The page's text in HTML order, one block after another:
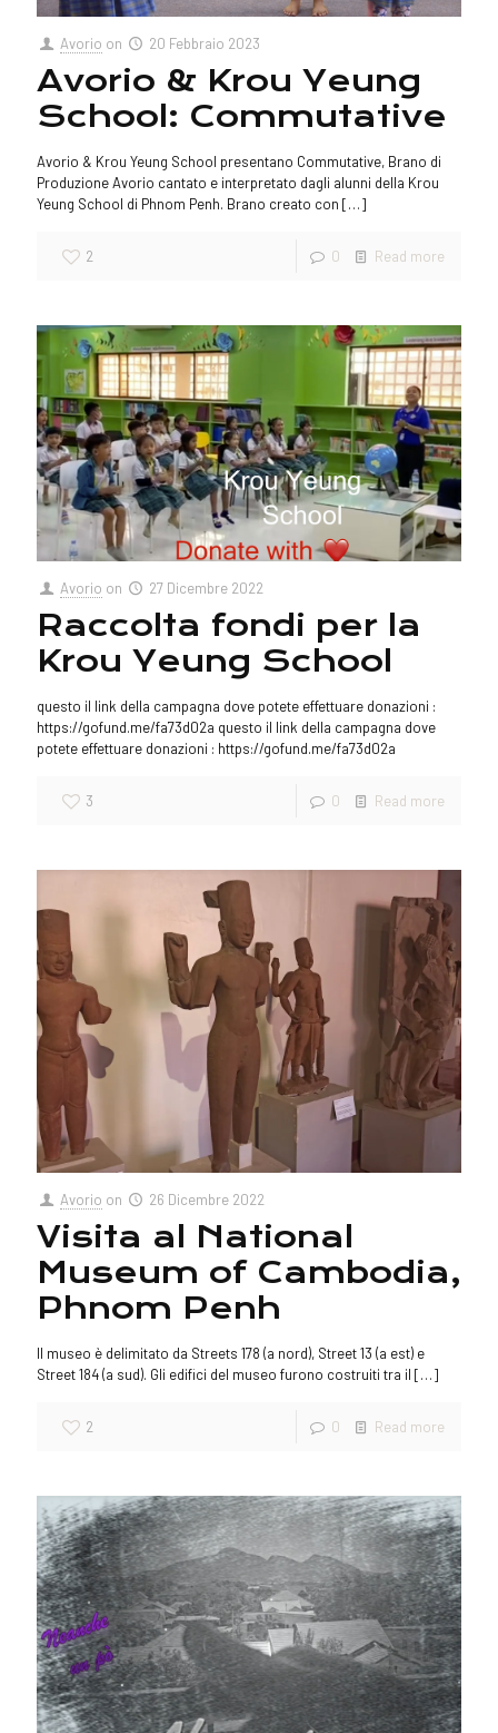
Avorio on 20 Febbraio 2023
Avorio & Krou Yeung
School: Commutative
Avorio & Krou Yeung School presentano Commutative, Brano di
Produzione Avorio cantato e interpretato dagli alunni della Krou
Yeung School di Phnom Penh. Brano creato con […]
2 0 Read more
Avorio on 27 Dicembre 2022
Raccolta fondi per la
Krou Yeung School
questo il link della campagna dove potete effettuare donazioni :
https://gofund.me/fa73d02a questo il link della campagna dove
potete effettuare donazioni : https://gofund.me/fa73d02a
3 0 Read more
Avorio on 26 Dicembre 2022
Visita al National
Museum of Cambodia,
Phnom Penh
Il museo è delimitato da Streets 178 (a nord), Street 13 (a est) e
Street 184 (a sud). Gli edifici del museo furono costruiti tra il […]
2 0 Read more